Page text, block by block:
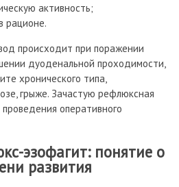
активность;
рационе.
происходит при поражении
дуоденальной проходимости,
хронического типа,
грыже. Зачастую рефлюксная
оперативного
эзофагит: понятие о
развития